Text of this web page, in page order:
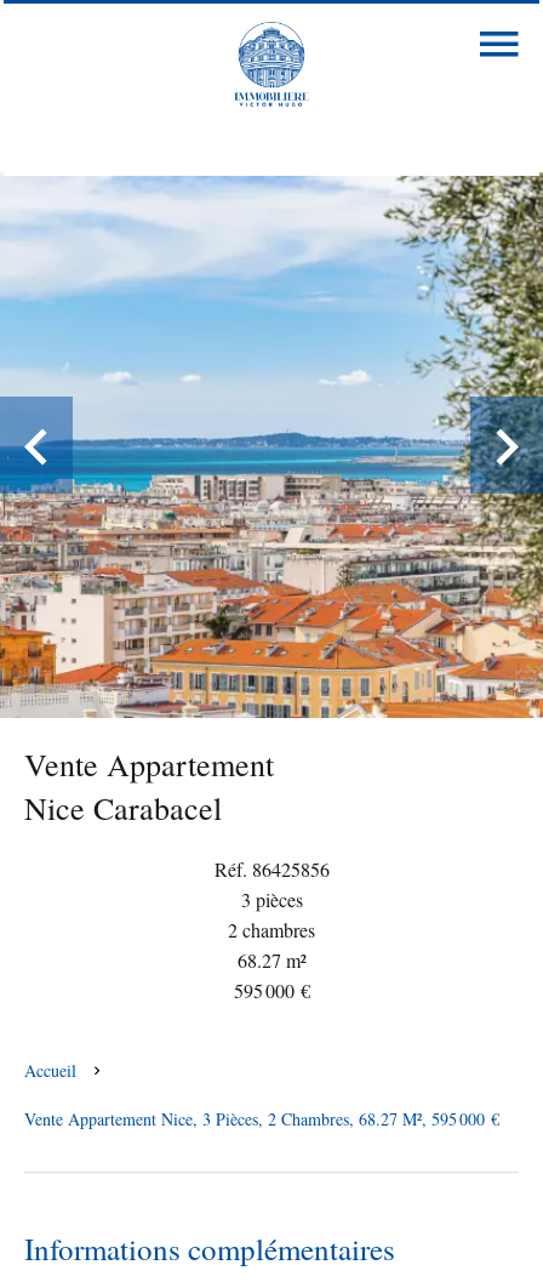
Vente Appartement
Nice Carabacel
Réf. 86425856
3 pièces
2 chambres
68.27 m²
595 000 €
Accueil
Vente Appartement Nice, 3 Pièces, 2 Chambres, 68.27 M², 595 000 €
Informations complémentaires